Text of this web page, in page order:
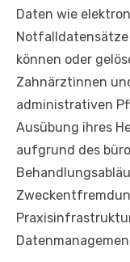
Daten wie
Notfalldatensätze
können oder
Zahnärztinnen
administrativen
Ausübung ihres
aufgrund des